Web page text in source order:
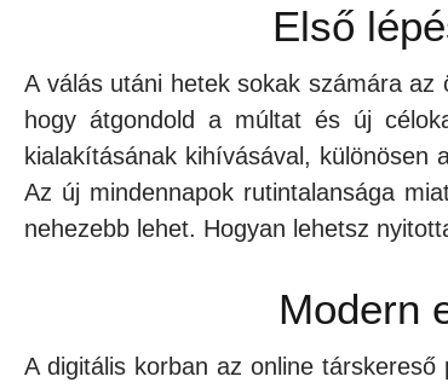
Első
A válás utáni hetek sokak számára
hogy átgondold a múltat és új
kialakításának kihívásával, különösen
Az új mindennapok rutintalansága
nehezebb lehet. Hogyan lehetsz
Modern
A digitális korban az online